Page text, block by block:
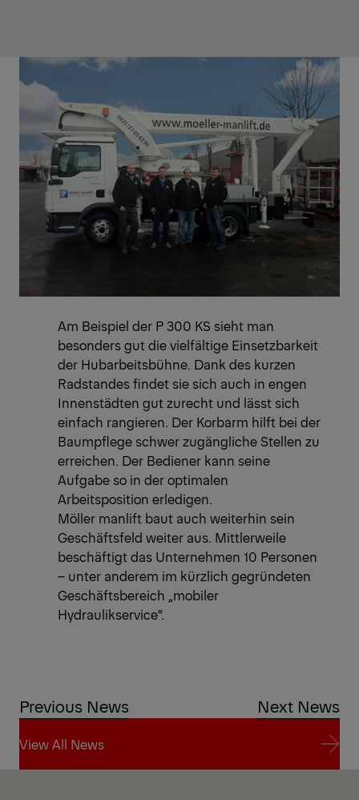
Am Beispiel der P 300 KS sieht man
besonders gut die vielfältige Einsetzbarkeit
der Hubarbeitsbühne. Dank des kurzen
Radstandes findet sie sich auch in engen
Innenstädten gut zurecht und lässt sich
einfach rangieren. Der Korbarm hilft bei der
Baumpflege schwer zugängliche Stellen zu
erreichen. Der Bediener kann seine
Aufgabe so in der optimalen
Arbeitsposition erledigen.
Möller manlift baut auch weiterhin sein
Geschäftsfeld weiter aus. Mittlerweile
beschäftigt das Unternehmen 10 Personen
– unter anderem im kürzlich gegründeten
Geschäftsbereich „mobiler
Hydraulikservice“.
Previous News Next News
View All News